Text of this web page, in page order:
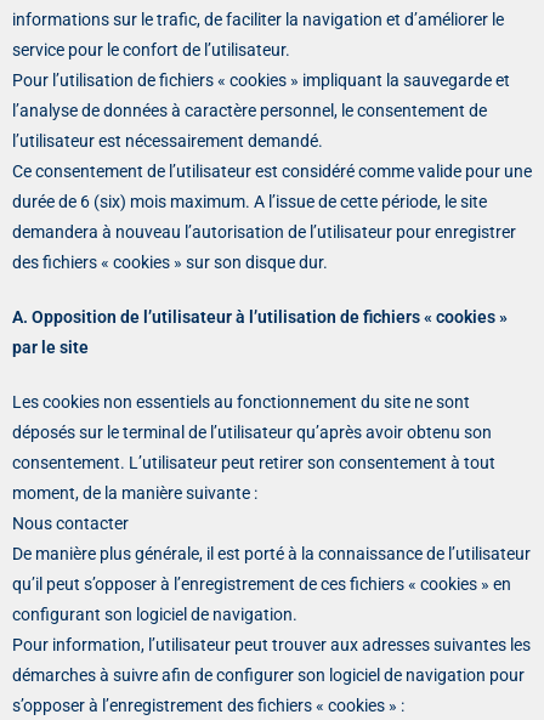
informations sur le trafic, de faciliter la navigation et d’améliorer le
service pour le confort de l’utilisateur.
Pour l’utilisation de fichiers « cookies » impliquant la sauvegarde et
l’analyse de données à caractère personnel, le consentement de
l’utilisateur est nécessairement demandé.
Ce consentement de l’utilisateur est considéré comme valide pour une
durée de 6 (six) mois maximum. A l’issue de cette période, le site
demandera à nouveau l’autorisation de l’utilisateur pour enregistrer
des fichiers « cookies » sur son disque dur.
A. Opposition de l’utilisateur à l’utilisation de fichiers « cookies »
par le site
Les cookies non essentiels au fonctionnement du site ne sont
déposés sur le terminal de l’utilisateur qu’après avoir obtenu son
consentement. L’utilisateur peut retirer son consentement à tout
moment, de la manière suivante :
Nous contacter
De manière plus générale, il est porté à la connaissance de l’utilisateur
qu’il peut s’opposer à l’enregistrement de ces fichiers « cookies » en
configurant son logiciel de navigation.
Pour information, l’utilisateur peut trouver aux adresses suivantes les
démarches à suivre afin de configurer son logiciel de navigation pour
s’opposer à l’enregistrement des fichiers « cookies » :